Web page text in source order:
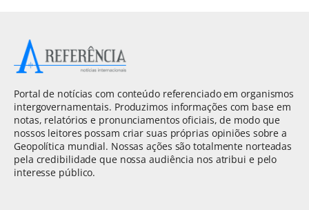
Portal de notícias com conteúdo referenciado em organismos
intergovernamentais. Produzimos informações com base em
notas, relatórios e pronunciamentos oficiais, de modo que
nossos leitores possam criar suas próprias opiniões sobre a
Geopolítica mundial. Nossas ações são totalmente norteadas
pela credibilidade que nossa audiência nos atribui e pelo
interesse público.